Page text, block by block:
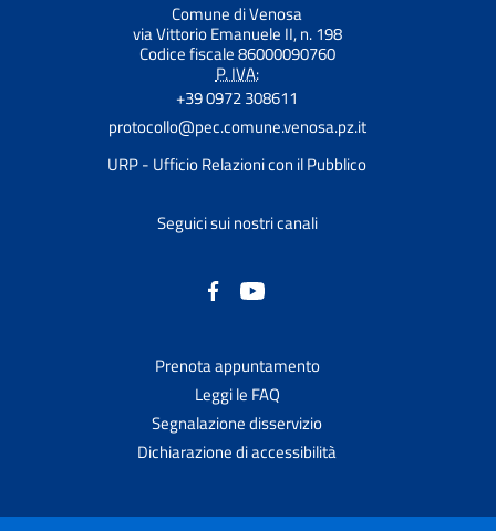
Comune di Venosa
via Vittorio Emanuele II, n. 198
Codice fiscale 86000090760
P. IVA:
+39 0972 308611
protocollo@pec.comune.venosa.pz.it
URP - Ufficio Relazioni con il Pubblico
Seguici sui nostri canali
Prenota appuntamento
Leggi le FAQ
Segnalazione disservizio
Dichiarazione di accessibilità